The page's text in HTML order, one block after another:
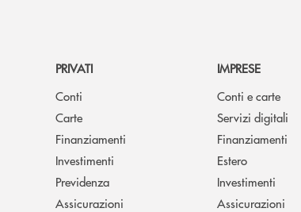
PRIVATI
Conti
Carte
Finanziamenti
Investimenti
Previdenza
Assicurazioni
IMPRESE
Conti e carte
Servizi digitali
Finanziamenti
Estero
Investimenti
Assicurazioni